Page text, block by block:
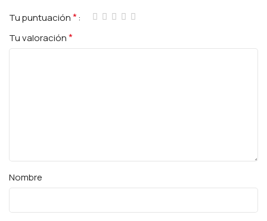
Tu puntuación*
Tu valoración*
Nombre